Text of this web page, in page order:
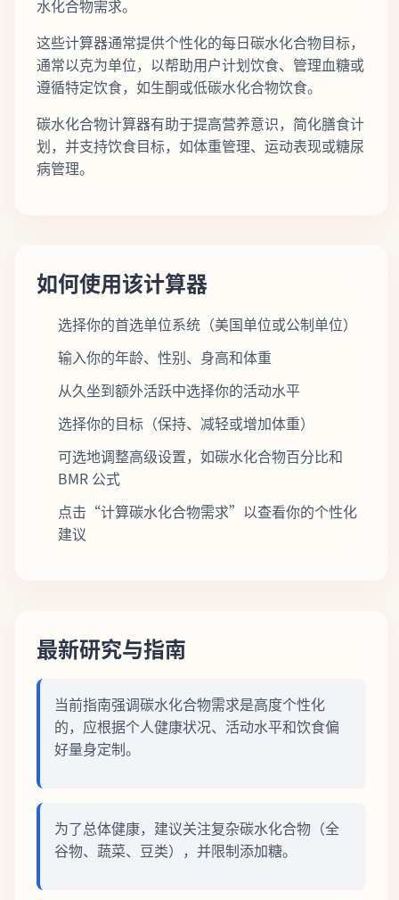
水化合物需求。
这些计算器通常提供个性化的每日碳水化合物目标，
通常以克为单位，以帮助用户计划饮食、管理血糖或
遵循特定饮食，如生酮或低碳水化合物饮食。
碳水化合物计算器有助于提高营养意识，简化膳食计
划，并支持饮食目标，如体重管理、运动表现或糖尿
病管理。
如何使用该计算器
选择你的首选单位系统（美国单位或公制单位）
输入你的年龄、性别、身高和体重
从久坐到额外活跃中选择你的活动水平
选择你的目标（保持、减轻或增加体重）
可选地调整高级设置，如碳水化合物百分比和
BMR 公式
点击“计算碳水化合物需求”以查看你的个性化
建议
最新研究与指南
当前指南强调碳水化合物需求是高度个性化
的，应根据个人健康状况、活动水平和饮食偏
好量身定制。
为了总体健康，建议关注复杂碳水化合物（全
谷物、蔬菜、豆类），并限制添加糖。